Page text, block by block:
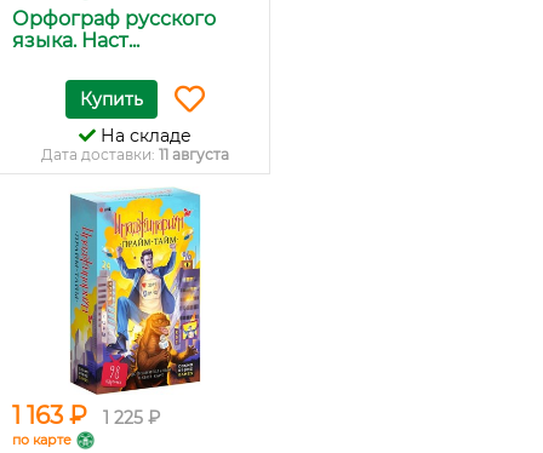
Орфограф русского
языка. Наст...
Купить
На складе
Дата доставки: 11 августа
1 163 ₽ 1 225 ₽
по карте